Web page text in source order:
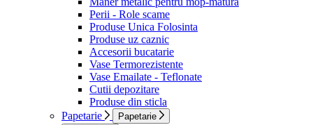
Perii - Role scame
Produse Unica Folosinta
Produse uz caznic
Accesorii bucatarie
Vase Termorezistente
Vase Emailate - Teflonate
Cutii depozitare
Produse din sticla
Papetarie
Papetarie